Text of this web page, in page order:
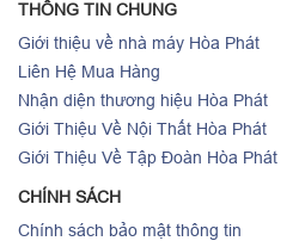
THÔNG TIN CHUNG
Giới thiệu về nhà máy Hòa Phát
Liên Hệ Mua Hàng
Nhận diện thương hiệu Hòa Phát
Giới Thiệu Về Nội Thất Hòa Phát
Giới Thiệu Về Tập Đoàn Hòa Phát
CHÍNH SÁCH
Chính sách bảo mật thông tin